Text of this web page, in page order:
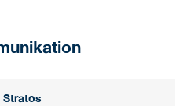
Stratos